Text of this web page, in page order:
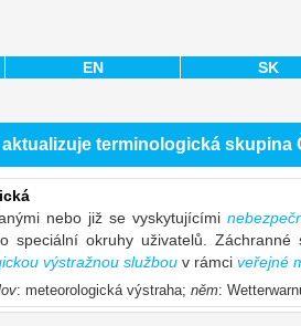
EN SK
terminologická
nebo již se vyskytujícími
speciální okruhy uživatelů.
výstražnou službou v rámci veřejné
: meteorologická výstraha; něm: